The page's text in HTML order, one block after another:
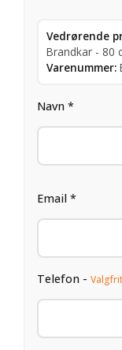
Vedrørende
Brandkar - 80
Varenummer:
Navn *
Email *
Telefon - Valgfrit